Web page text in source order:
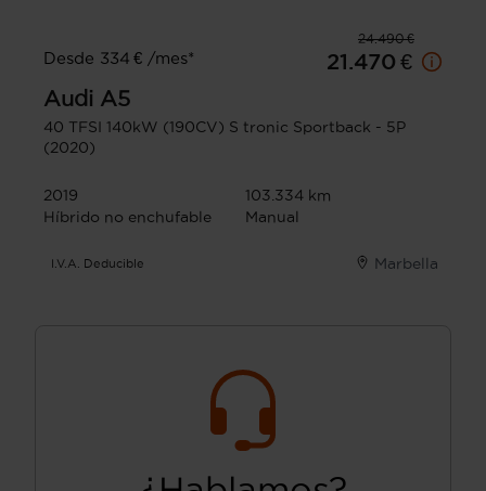
24.490 €
Desde 334 € /mes*
21.470 €
Audi A5
40 TFSI 140kW (190CV) S tronic Sportback - 5P
(2020)
2019
103.334 km
Híbrido no enchufable
Manual
I.V.A. Deducible Marbella